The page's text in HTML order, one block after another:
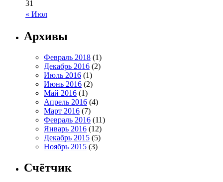
« Июл
31
Архивы
Февраль 2018 (1)
Декабрь 2016 (2)
Июль 2016 (1)
Июнь 2016 (2)
Май 2016 (1)
Апрель 2016 (4)
Март 2016 (7)
Февраль 2016 (11)
Январь 2016 (12)
Декабрь 2015 (5)
Ноябрь 2015 (3)
Счётчик